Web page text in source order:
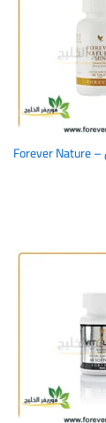
فوريفر نيتشر مين – Forever Nature